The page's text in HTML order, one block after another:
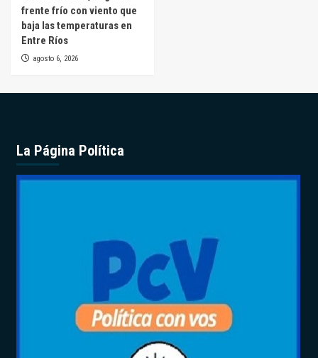
frente frío con viento que
baja las temperaturas en
Entre Ríos
agosto 6, 2026
La Página Política